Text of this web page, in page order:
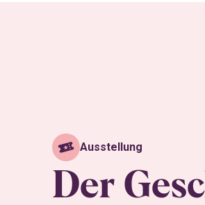
Ausstellung
Der